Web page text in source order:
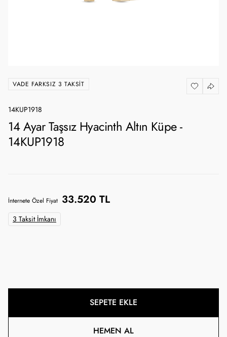
VADE FARKSIZ 3 TAKSIT
14KUP1918
14 Ayar Taşsız Hyacinth Altın Küpe -
14KUP1918
İnternete Özel Fiyat 33.520 TL
3 Taksit İmkanı
SEPETE EKLE
HEMEN AL